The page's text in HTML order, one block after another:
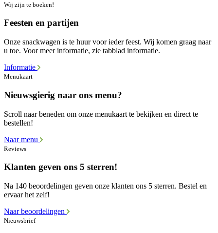
Wij zijn te boeken!
Feesten en partijen
Onze snackwagen is te huur voor ieder feest. Wij komen graag naar
u toe. Voor meer informatie, zie tabblad informatie.
Informatie
Menukaart
Nieuwsgierig naar ons menu?
Scroll naar beneden om onze menukaart te bekijken en direct te
bestellen!
Naar menu
Reviews
Klanten geven ons 5 sterren!
Na 140 beoordelingen geven onze klanten ons 5 sterren. Bestel en
ervaar het zelf!
Naar beoordelingen
Nieuwsbrief